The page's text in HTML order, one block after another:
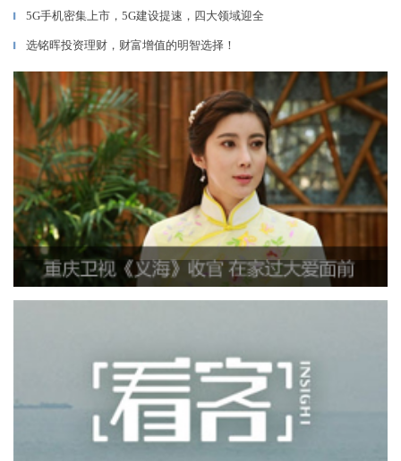
▎ 5G手机密集上市，5G建设提速，四大领域迎全
▎ 选铭晖投资理财，财富增值的明智选择！